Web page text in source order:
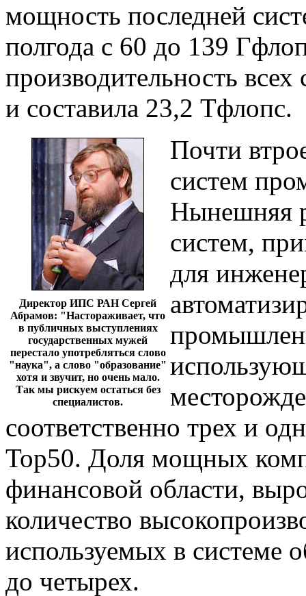
мощность последней
полгода с 60 до 139
производительность
и составила 23,2 Тфлопс.
Директор ИПС РАН Сергей
Абрамов: "Настораживает, что
в публичных выступлениях
государственных мужей
перестало употребляться слово
"наука", а слово "образование"
хотя и звучит, но очень мало.
Так мы рискуем остаться без
специалистов.
Почти
систем
Нынешняя
систем,
для
соответственно трех и
Тор50. Доля мощных
финансовой области,
количество
используемых в системе
до четырех.